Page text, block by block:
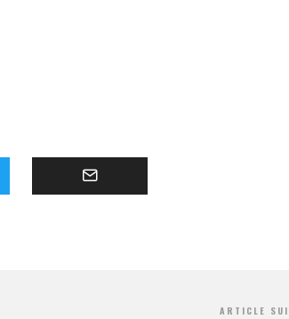
ARTICLE